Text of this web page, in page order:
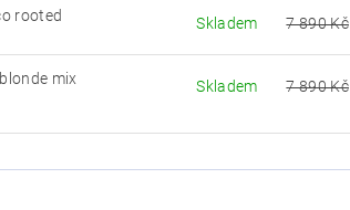
rooted
Skladem 7 890 Kč
mix
Skladem 7 890 Kč